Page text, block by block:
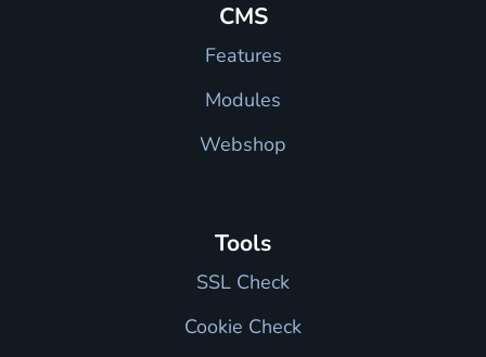
CMS
Features
Modules
Webshop
Tools
SSL Check
Cookie Check